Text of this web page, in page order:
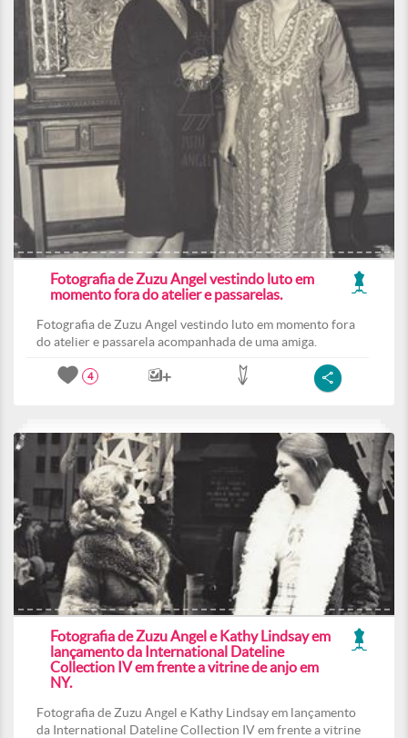
Fotografia de Zuzu Angel vestindo luto em
momento fora do atelier e passarelas.
Fotografia de Zuzu Angel vestindo luto em momento fora
do atelier e passarela acompanhada de uma amiga.
4
Fotografia de Zuzu Angel e Kathy Lindsay em
lançamento da International Dateline
Collection IV em frente a vitrine de anjo em
NY.
Fotografia de Zuzu Angel e Kathy Lindsay em lançamento
da International Dateline Collection IV em frente a vitrine